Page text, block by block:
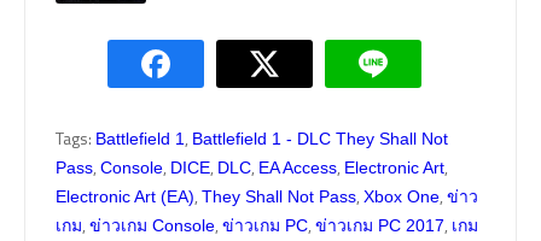
Tags: Battlefield 1 , Battlefield 1 - DLC They Shall Not
Pass, Console, DICE, DLC, EA Access, Electronic Art,
Electronic Art (EA), They Shall Not Pass, Xbox One, ข่าว
เกม, ข่าวเกม Console, ข่าวเกม PC, ข่าวเกม PC 2017, เกม